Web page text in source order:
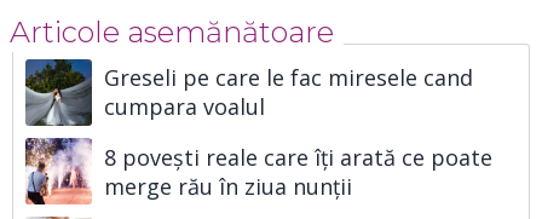
Articole asemănătoare
Greseli pe care le fac miresele cand
cumpara voalul
8 povești reale care îți arată ce poate
merge rău în ziua nunții